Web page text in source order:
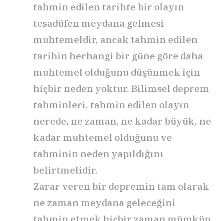
tahmin edilen tarihte bir olayın
tesadüfen meydana gelmesi
muhtemeldir, ancak tahmin edilen
tarihin herhangi bir güne göre daha
muhtemel olduğunu düşünmek için
hiçbir neden yoktur. Bilimsel deprem
tahminleri, tahmin edilen olayın
nerede, ne zaman, ne kadar büyük, ne
kadar muhtemel olduğunu ve
tahminin neden yapıldığını
belirtmelidir.
Zarar veren bir depremin tam olarak
ne zaman meydana geleceğini